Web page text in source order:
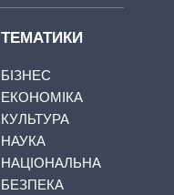
ТЕМАТИКИ
БІЗНЕС
ЕКОНОМІКА
КУЛЬТУРА
НАУКА
НАЦІОНАЛЬНА
БЕЗПЕКА